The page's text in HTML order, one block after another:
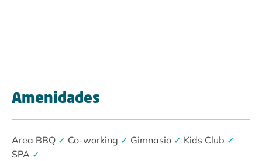
Amenidades
Area BBQ ✓ Co-working ✓ Gimnasio ✓ Kids Club ✓
SPA ✓